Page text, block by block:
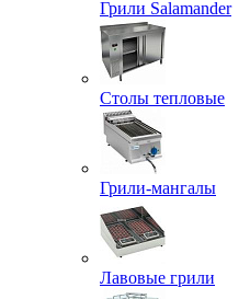
Грили Salamander
Столы тепловые
Грили-мангалы
Лавовые грили